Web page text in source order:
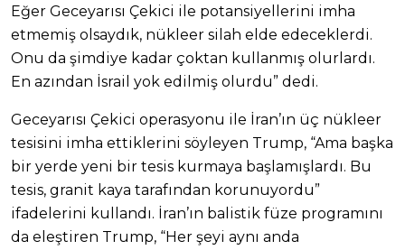
Eğer Geceyarısı Çekici ile potansiyellerini imha
etmemiş olsaydık, nükleer silah elde edeceklerdi.
Onu da şimdiye kadar çoktan kullanmış olurlardı.
En azından İsrail yok edilmiş olurdu” dedi.
Geceyarısı Çekici operasyonu ile İran’ın üç nükleer
tesisini imha ettiklerini söyleyen Trump, “Ama başka
bir yerde yeni bir tesis kurmaya başlamışlardı. Bu
tesis, granit kaya tarafından korunuyordu”
ifadelerini kullandı. İran’ın balistik füze programını
da eleştiren Trump, “Her şeyi aynı anda